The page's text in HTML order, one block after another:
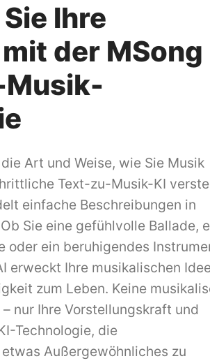
Ihre
der MSong
Art und Weise, wie Sie Musik
Text-zu-Musik-KI
einfache Beschreibungen in
Sie eine gefühlvolle Ballade,
oder ein beruhigendes
erweckt Ihre musikalischen
zum Leben. Keine
nur Ihre Vorstellungskraft und
Technologie, die
Außergewöhnliches zu